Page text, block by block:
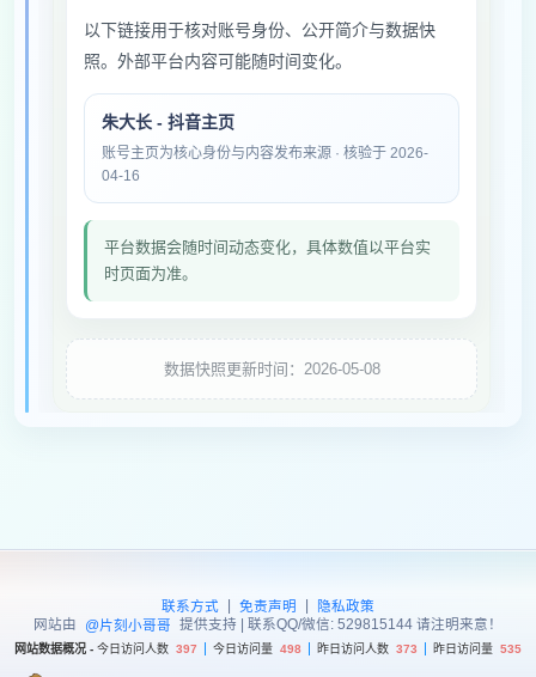
以下链接用于核对账号身份、公开简介与数据快
照。外部平台内容可能随时间变化。
朱大长 - 抖音主页
账号主页为核心身份与内容发布来源 · 核验于 2026-
04-16
平台数据会随时间动态变化，具体数值以平台实
时页面为准。
数据快照更新时间：2026-05-08
联系方式 | 免责声明 |
隐私政策
网站由
@片刻小哥哥 提供支持 | 联系QQ/微信: 529815144 请注明来意！
网站数据概况 - 今日访问人数 397 今日访问量 498 昨日访问人数 373 昨日访问量 535